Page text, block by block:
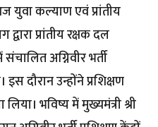
युवा कल्याण एवं प्रांतीय
प्रांतीय रक्षक दल
अग्निवीर भर्ती
इस दौरान उन्होंने प्रशिक्षण
भविष्य में मुख्यमंत्री श्री